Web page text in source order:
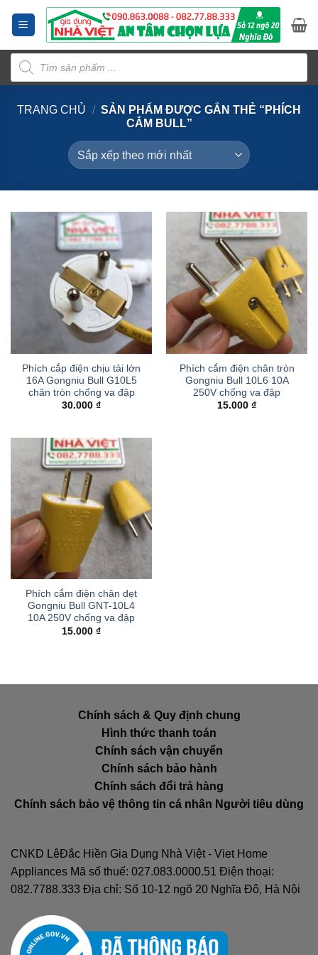
dung
Tìm
kiếm
sản
phẩm
TRANG CHỦ / SẢN PHẨM ĐƯỢC GẮN THẺ “PHÍCH
CẮM BULL”
Phích cắp điện chịu tải lớn
16A Gongniu Bull G10L5
chân tròn chống va đập
30.000 ₫
Phích cắm điện chân tròn
Gongniu Bull 10L6 10A
250V chống va đập
15.000 ₫
Phích cắm điện chân dẹt
Gongniu Bull GNT-10L4
10A 250V chống va đập
15.000 ₫
Chính sách & Quy định chung
Hình thức thanh toán
Chính sách vận chuyển
Chính sách bảo hành
Chính sách đổi trả hàng
Chính sách bảo vệ thông tin cá nhân Người tiêu dùng
CNKD LêĐắc Hiền Gia Dụng Nhà Việt - Viet Home
Appliances Mã số thuế: 027.083.0000.51 Điện thoại:
082.7788.333 Địa chỉ: Số 10-12 ngõ 20 Nghĩa Đô, Hà Nội